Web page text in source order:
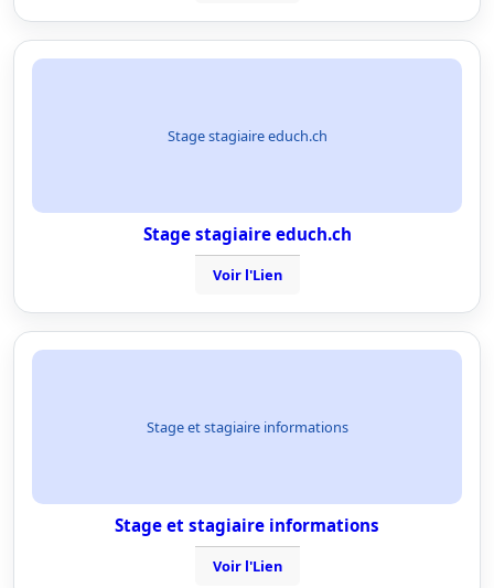
Stage stagiaire educh.ch
Stage stagiaire educh.ch
Voir l'Lien
Stage et stagiaire informations
Stage et stagiaire informations
Voir l'Lien